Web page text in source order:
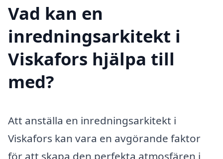
Vad kan en
inredningsarkitekt i
Viskafors hjälpa till
med?
Att anställa en inredningsarkitekt i
Viskafors kan vara en avgörande faktor
för att skapa den perfekta atmosfären i